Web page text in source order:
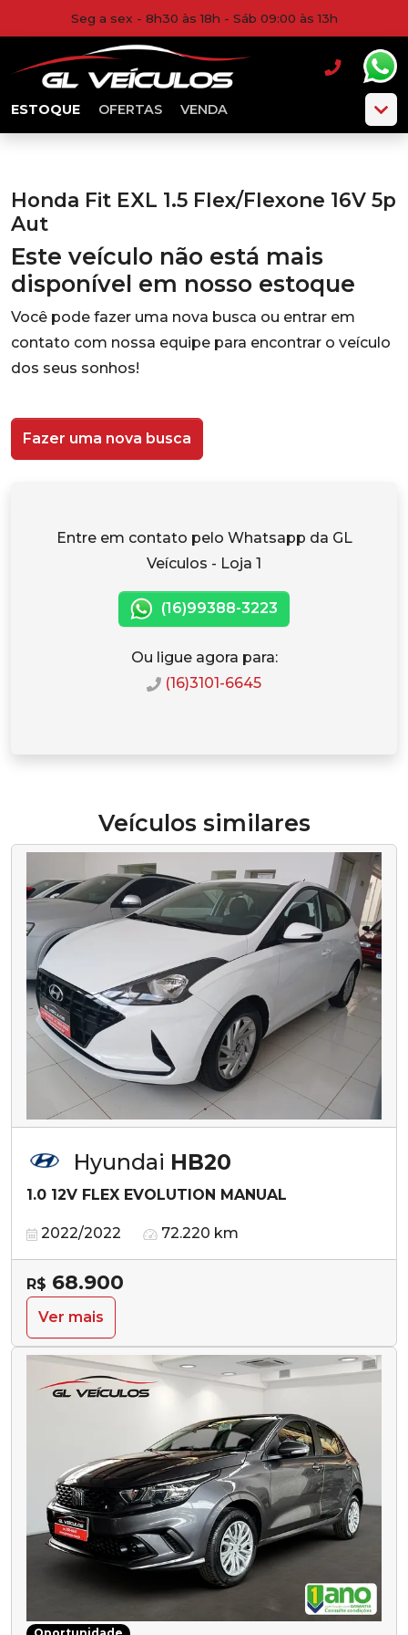
Seg a sex - 8h30 às 18h - Sáb 09:00 às 13h
ESTOQUE OFERTAS VENDA
Honda Fit EXL 1.5 Flex/Flexone 16V 5p
Aut
Este veículo não está mais
disponível em nosso estoque
Você pode fazer uma nova busca ou entrar em
contato com nossa equipe para encontrar o veículo
dos seus sonhos!
Fazer uma nova busca
Entre em contato pelo Whatsapp da GL
Veículos - Loja 1
(16)99388-3223
Ou ligue agora para:
(16)3101-6645
Veículos similares
Hyundai HB20
1.0 12V FLEX EVOLUTION MANUAL
2022/2022 72.220 km
R$ 68.900
Ver mais